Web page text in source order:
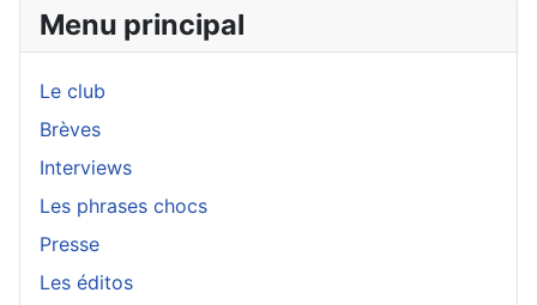
Menu principal
Le club
Brèves
Interviews
Les phrases chocs
Presse
Les éditos